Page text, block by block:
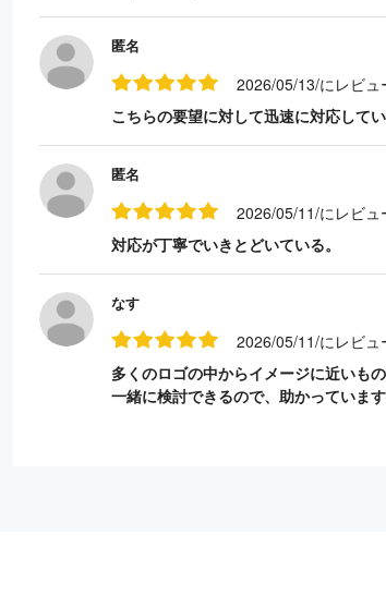
匿名
2026/05/13/にレビュ
こちらの要望に対して迅速に対応してい
匿名
2026/05/11/にレビュ
対応が丁寧でいきとどいている。
なす
2026/05/11/にレビュ
多くのロゴの中からイメージに近いも
一緒に検討できるので、助かっています